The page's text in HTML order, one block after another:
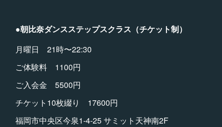
●朝比奈ダンスステップスクラス（チケット制）
月曜日 21時〜22:30
ご体験料 1100円
ご入会金 5500円
チケット10枚綴り 17600円
福岡市中央区今泉1-4-25 サミット天神南2F